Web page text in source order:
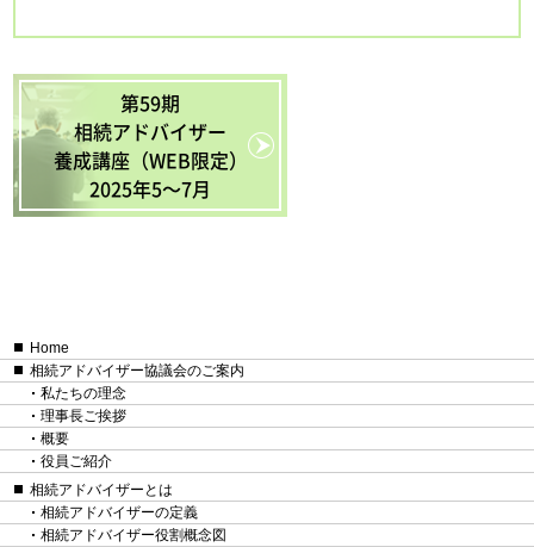
第59期
相続アドバイザー
養成講座（WEB限定）
2025年5〜7月
Home
相続アドバイザー協議会のご案内
私たちの理念
理事長ご挨拶
概要
役員ご紹介
相続アドバイザーとは
相続アドバイザーの定義
相続アドバイザー役割概念図